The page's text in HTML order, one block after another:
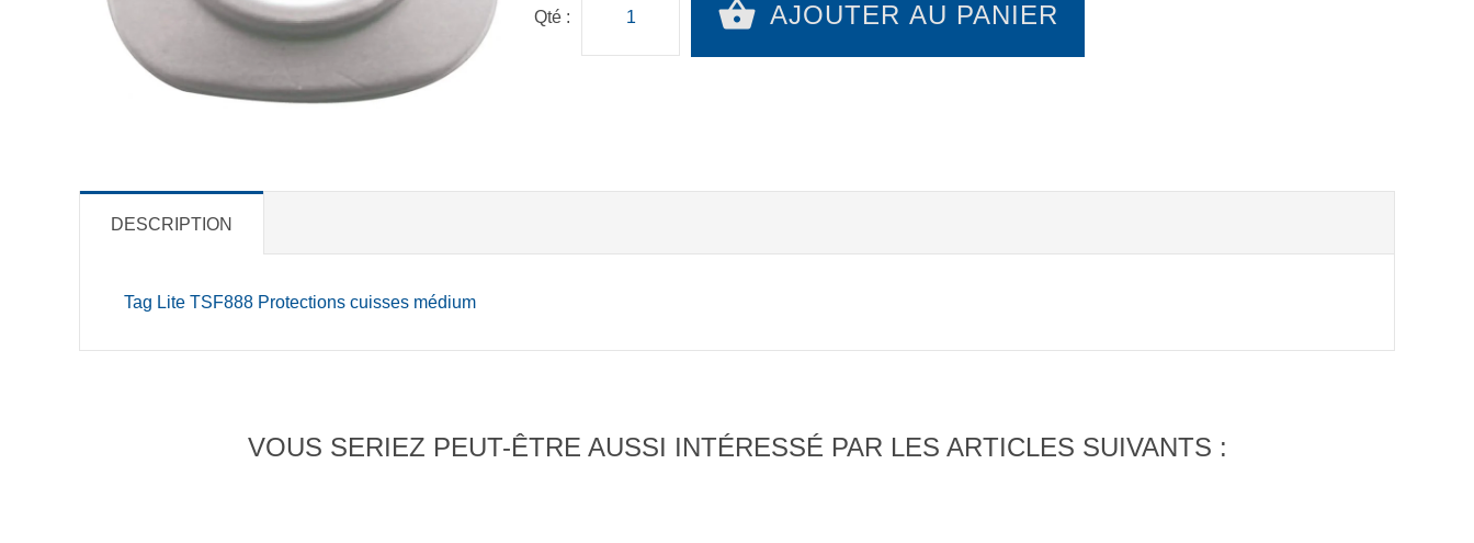
Qté : AJOUTER AU PANIER
DESCRIPTION
Tag Lite TSF888 Protections cuisses médium
VOUS SERIEZ PEUT-ÊTRE AUSSI INTÉRESSÉ PAR LES ARTICLES SUIVANTS :